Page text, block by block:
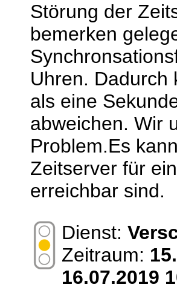
Störung der
bemerken
Uhren. Dadurch
als eine
abweichen. Wir
Problem.Es
Zeitserver für
erreichbar sind.
Dienst:
Zeitraum:
16.07.2019